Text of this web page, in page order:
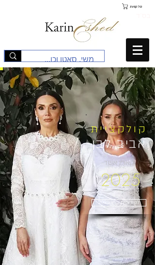
סל קניות
קולקציית
אביב לבן
קארין אשד
לקולציית קיץ 2025
2025